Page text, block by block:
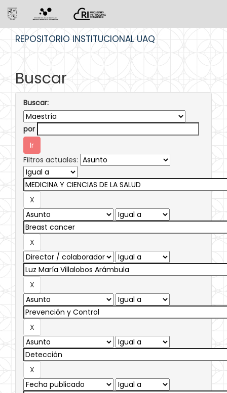
REPOSITORIO INSTITUCIONAL UAQ
Buscar
Buscar:
por
Filtros actuales: